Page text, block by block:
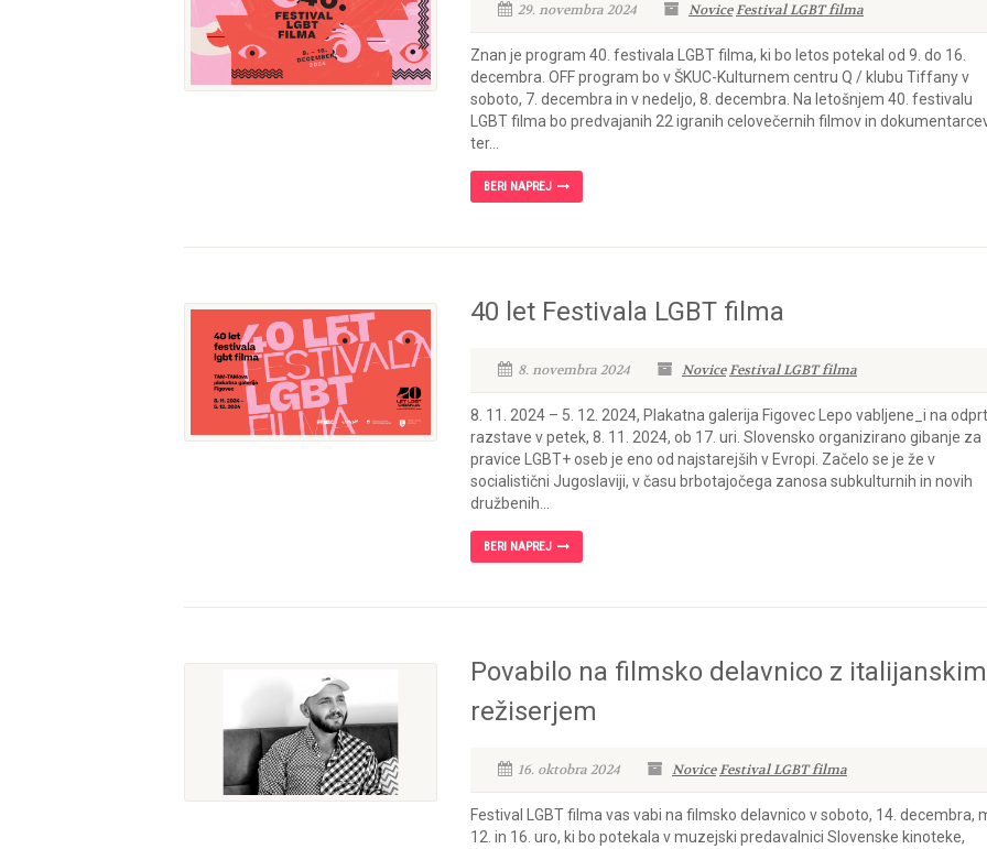
29. novembra 2024 NoviceFestival LGBT filma
Znan je program 40. festivala LGBT filma, ki bo letos potekal od 9. do 16.
decembra. OFF program bo v ŠKUC-Kulturnem centru Q / klubu Tiffany v
soboto, 7. decembra in v nedeljo, 8. decembra. Na letošnjem 40. festivalu
LGBT filma bo predvajanih 22 igranih celovečernih filmov in
ter...
BERI NAPREJ
40 let Festivala LGBT filma
8. novembra 2024 NoviceFestival LGBT filma
8. 11. 2024 – 5. 12. 2024, Plakatna galerija Figovec Lepo vabljene_i na
razstave v petek, 8. 11. 2024, ob 17. uri. Slovensko organizirano gibanje za
pravice LGBT+ oseb je eno od najstarejših v Evropi. Začelo se je že v
socialistični Jugoslaviji, v času brbotajočega zanosa subkulturnih in novih
družbenih...
BERI NAPREJ
Povabilo na filmsko delavnico z italijanskim
režiserjem
16. oktobra 2024 NoviceFestival LGBT filma
Festival LGBT filma vas vabi na filmsko delavnico v soboto, 14. decembra,
12. in 16. uro, ki bo potekala v muzejski predavalnici Slovenske kinoteke,